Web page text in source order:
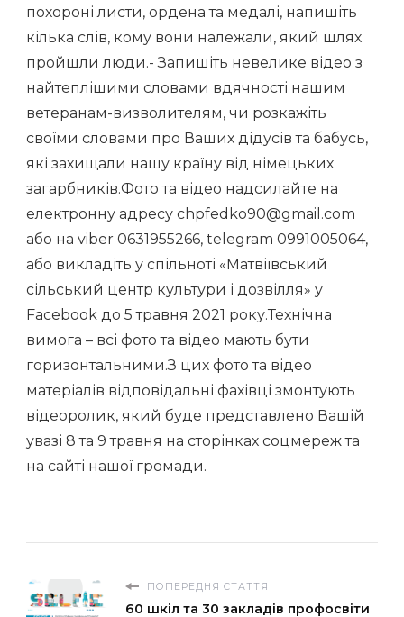
похороні листи, ордена та медалі, напишіть
кілька слів, кому вони належали, який шлях
пройшли люди.- Запишіть невелике відео з
найтеплішими словами вдячності нашим
ветеранам-визволителям, чи розкажіть
своїми словами про Ваших дідусів та бабусь,
які захищали нашу країну від німецьких
загарбників.Фото та відео надсилайте на
електронну адресу chpfedko90@gmail.com
або на viber 0631955266, telegram 0991005064,
або викладіть у спільноті «Матвіївський
сільський центр культури і дозвілля» у
Facebook до 5 травня 2021 року.Технічна
вимога – всі фото та відео мають бути
горизонтальними.З цих фото та відео
матеріалів відповідальні фахівці змонтують
відеоролик, який буде представлено Вашій
увазі 8 та 9 травня на сторінках соцмереж та
на сайті нашої громади.
ПОПЕРЕДНЯ СТАТТЯ
60 шкіл та 30 закладів профосвіти